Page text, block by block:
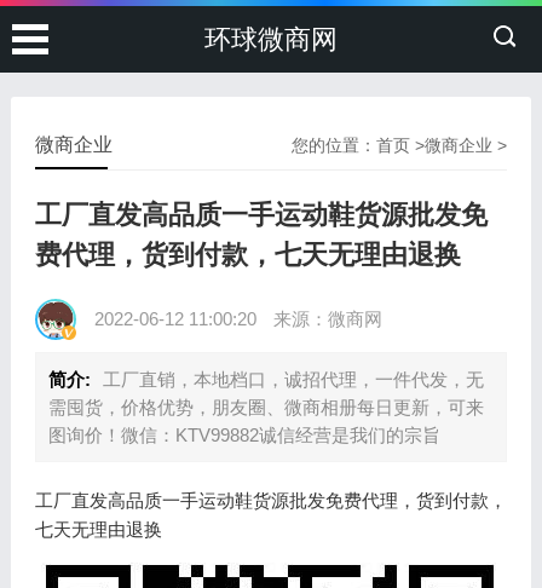
环球微商网
您的位置：首页 >微商企业 >
微商企业
工厂直发高品质一手运动鞋货源批发免
费代理，货到付款，七天无理由退换
2022-06-12 11:00:20 来源：微商网
简介:
工厂直销，本地档口，诚招代理，一件代发，无
需囤货，价格优势，朋友圈、微商相册每日更新，可来
图询价！微信：KTV99882诚信经营是我们的宗旨
工厂直发高品质一手运动鞋货源批发免费代理，货到付款，
七天无理由退换